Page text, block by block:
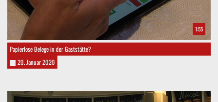
1:55
Papierlose Belege in der Gaststätte?
20. Januar 2020